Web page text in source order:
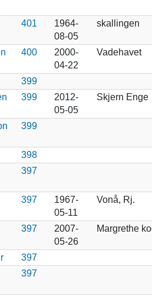
401
1964-
08-05
skallingen
400
2000-
04-22
Vadehavet
399
399
2012-
05-05
Skjern Enge
399
398
397
397
1967-
05-11
Vonå, Rj.
397
2007-
05-26
Margrethe
397
397